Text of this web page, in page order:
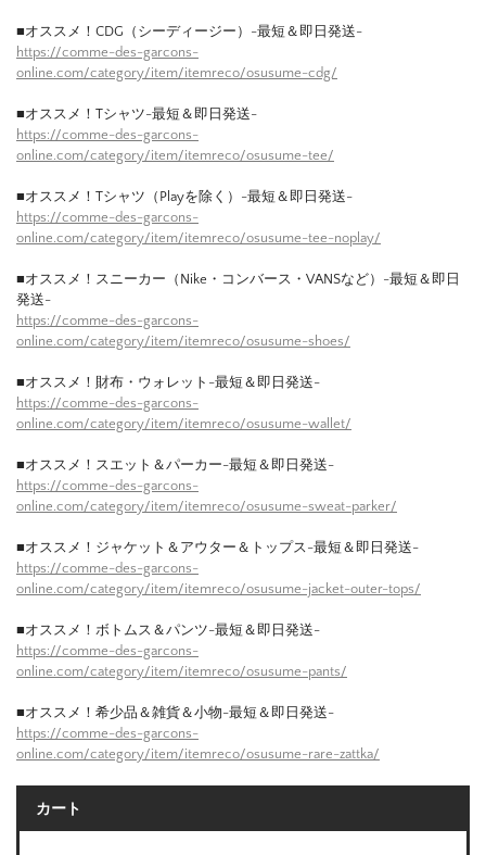
■オススメ！CDG（シーディージー）-最短＆即日発送-
https://comme-des-garcons-
online.com/category/item/itemreco/osusume-cdg/
■オススメ！Tシャツ-最短＆即日発送-
https://comme-des-garcons-
online.com/category/item/itemreco/osusume-tee/
■オススメ！Tシャツ（Playを除く）-最短＆即日発送-
https://comme-des-garcons-
online.com/category/item/itemreco/osusume-tee-noplay/
■オススメ！スニーカー（Nike・コンバース・VANSなど）-最短＆即日
発送-
https://comme-des-garcons-
online.com/category/item/itemreco/osusume-shoes/
■オススメ！財布・ウォレット-最短＆即日発送-
https://comme-des-garcons-
online.com/category/item/itemreco/osusume-wallet/
■オススメ！スエット＆パーカー-最短＆即日発送-
https://comme-des-garcons-
online.com/category/item/itemreco/osusume-sweat-parker/
■オススメ！ジャケット＆アウター＆トップス-最短＆即日発送-
https://comme-des-garcons-
online.com/category/item/itemreco/osusume-jacket-outer-tops/
■オススメ！ボトムス＆パンツ-最短＆即日発送-
https://comme-des-garcons-
online.com/category/item/itemreco/osusume-pants/
■オススメ！希少品＆雑貨＆小物-最短＆即日発送-
https://comme-des-garcons-
online.com/category/item/itemreco/osusume-rare-zattka/
カート